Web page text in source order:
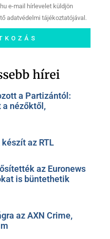
e-mail hírlevelet küldjön
adatvédelmi tájékoztatójával.
hírei
a Partizántól:
a nézőktől,
az RTL
az Euronews
is büntethetik
az AXN Crime,